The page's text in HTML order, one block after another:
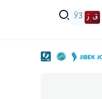
ق ز ЎЗ